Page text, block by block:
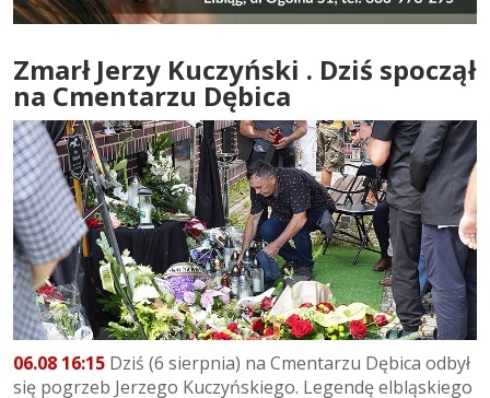
Zmarł Jerzy Kuczyński . Dziś spoczął
na Cmentarzu Dębica
06.08 16:15 Dziś (6 sierpnia) na Cmentarzu Dębica odbył
się pogrzeb Jerzego Kuczyńskiego. Legendę elbląskiego